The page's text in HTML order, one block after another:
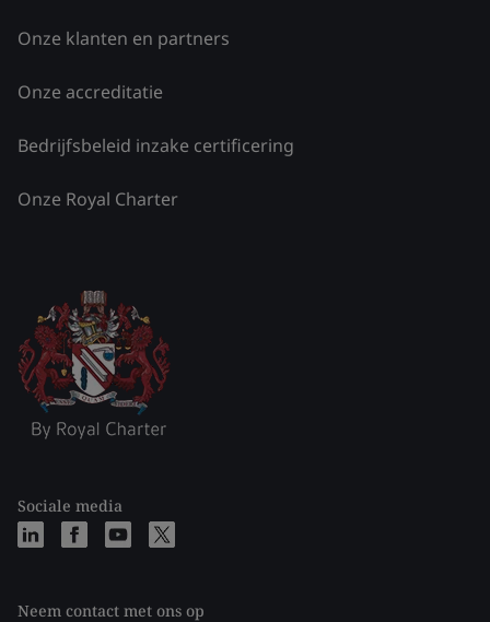
Onze klanten en partners
Onze accreditatie
Bedrijfsbeleid inzake certificering
Onze Royal Charter
Sociale media
Neem contact met ons op